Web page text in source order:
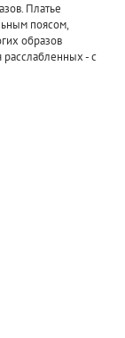
Платье
поясом,
образов
- с